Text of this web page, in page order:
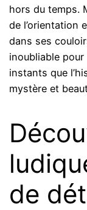
hors du temps.
de l’orientation
dans ses
inoubliable
instants que
mystère et
de